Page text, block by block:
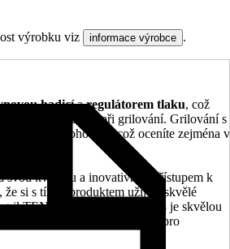
hadicíaregulátorem tlaku, což
bezpečnost při grilování. Grilování s
také velmi pohodlné, což oceníte zejména v
svou kvalitou a inovativním přístupem k
si s tímto produktem užijete skvělé
TENNEKER Carbon TG-3 je skvělou
spolehlivý a výkonný gril pro
výrobku viz informace výrobce .